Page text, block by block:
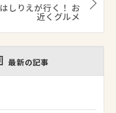
しりえが行く！ お
近くグルメ
最新の記事